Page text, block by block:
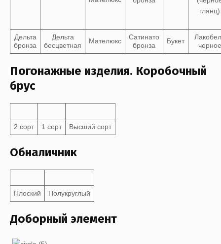
Дельта
бронза
Дельта
бесцветная
Мателюкс
Сатинато
бронза
Букет
черное
Погонажные изделия. Коробочный
брус
2 сорт 1 сорт Высший сорт
Обналичник
Плоский Полукруглый
Доборный элемент